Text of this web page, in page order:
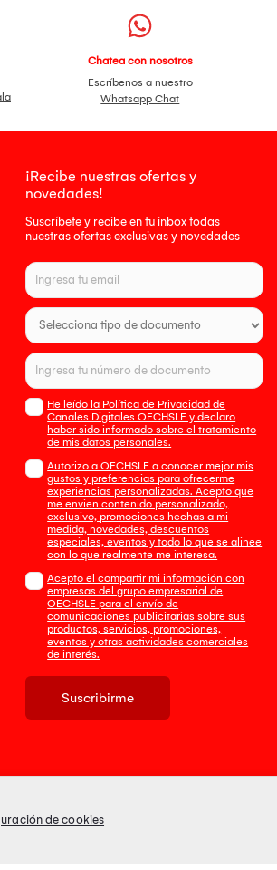
Chatea con nosotros
Escríbenos a nuestro
Whatsapp Chat
¡Recibe nuestras ofertas y
novedades!
Suscríbete y recibe en tu inbox todas
nuestras ofertas exclusivas y novedades
He leído la Política de Privacidad de
Canales Digitales OECHSLE y declaro
haber sido informado sobre el tratamiento
de mis datos personales.
Autorizo a OECHSLE a conocer mejor mis
gustos y preferencias para ofrecerme
experiencias personalizadas. Acepto que
me envien contenido personalizado,
exclusivo, promociones hechas a mi
medida, novedades, descuentos
especiales, eventos y todo lo que se alinee
con lo que realmente me interesa.
Acepto el compartir mi información con
empresas del grupo empresarial de
OECHSLE para el envío de
comunicaciones publicitarias sobre sus
productos, servicios, promociones,
eventos y otras actividades comerciales
de interés.
Suscribirme
Segura
de cookies